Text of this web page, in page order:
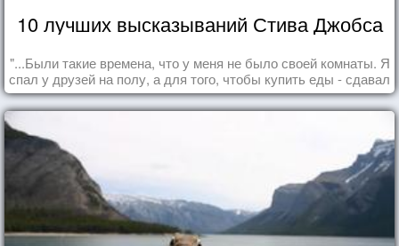
10 лучших высказываний Стива Джобса
"...Были такие времена, что у меня не было своей комнаты. Я
спал у друзей на полу, а для того, чтобы купить еды - сдавал
бутылки из под кока-колы"